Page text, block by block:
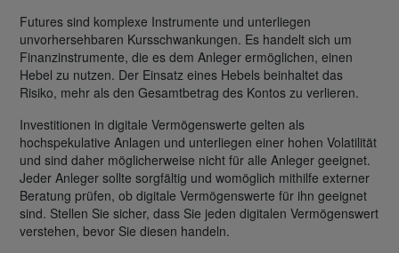
Futures sind komplexe Instrumente und unterliegen
unvorhersehbaren Kursschwankungen. Es handelt sich um
Finanzinstrumente, die es dem Anleger ermöglichen, einen
Hebel zu nutzen. Der Einsatz eines Hebels beinhaltet das
Risiko, mehr als den Gesamtbetrag des Kontos zu verlieren.
Investitionen in digitale Vermögenswerte gelten als
hochspekulative Anlagen und unterliegen einer hohen Volatilität
und sind daher möglicherweise nicht für alle Anleger geeignet.
Jeder Anleger sollte sorgfältig und womöglich mithilfe externer
Beratung prüfen, ob digitale Vermögenswerte für ihn geeignet
sind. Stellen Sie sicher, dass Sie jeden digitalen Vermögenswert
verstehen, bevor Sie diesen handeln.